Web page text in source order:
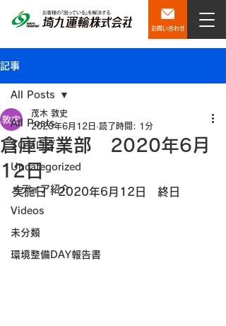
お問い合わせ
記事
All Posts
SQブログ
Uncategorized
メディア紹介
Videos
未分類
環境整備DAY報告書
All Posts
倉庫事業部 2020年6月
12日
茂木 敦史
2020年6月12日 読了時間: 1分
実施日：2020年6月12日　終日